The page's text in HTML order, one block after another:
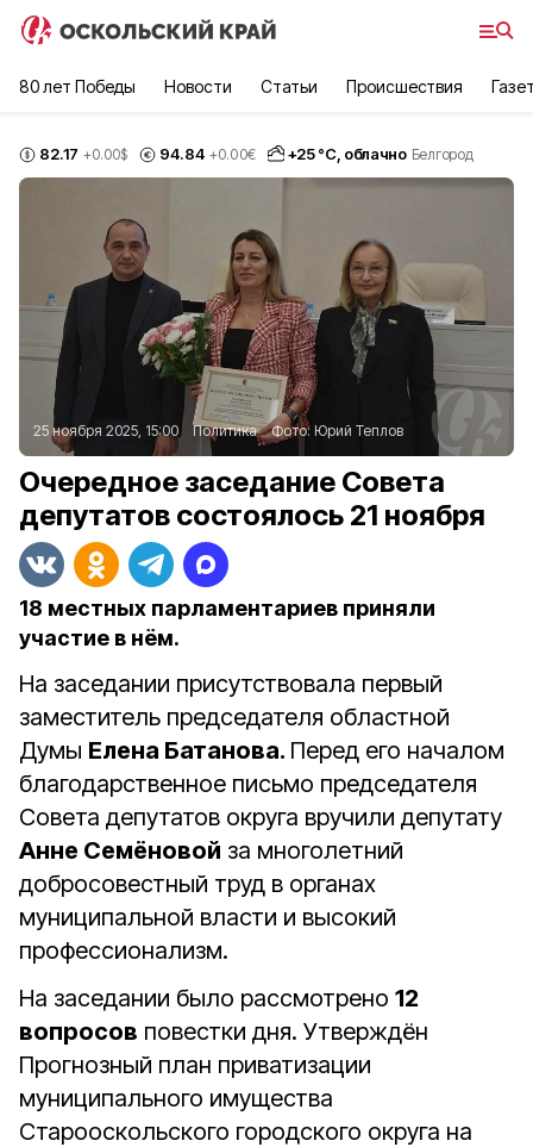
80 лет Победы Новости Статьи Происшествия
82.17 +0.00$ 94.84 +0.00€ +25°С, облачно Белгород
25 ноября 2025, 15:00 Политика Фото: Юрий Теплов
Очередное заседание Совета
депутатов состоялось 21 ноября
18 местных парламентариев приняли
участие в нём.
На заседании присутствовала первый
заместитель председателя областной
Думы Елена Батанова. Перед его началом
благодарственное письмо председателя
Совета депутатов округа вручили депутату
Анне Семёновой за многолетний
добросовестный труд в органах
муниципальной власти и высокий
профессионализм.
На заседании было рассмотрено 12
вопросов повестки дня. Утверждён
Прогнозный план приватизации
муниципального имущества
Старооскольского городского округа на